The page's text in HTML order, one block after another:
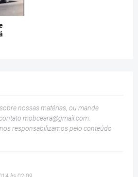
nossas matérias, ou mande
mobceara@gmail.com.
responsabilizamos pelo conteúdo